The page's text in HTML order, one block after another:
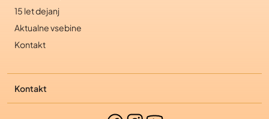
15 let dejanj
Aktualne vsebine
Kontakt
Kontakt